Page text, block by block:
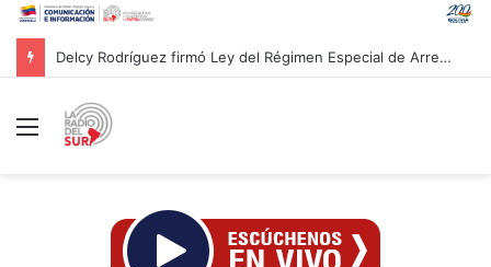
Vicepresidencia de Planificación dictará curso sobre Crisis Climática como desafío para la humanidad
Menú